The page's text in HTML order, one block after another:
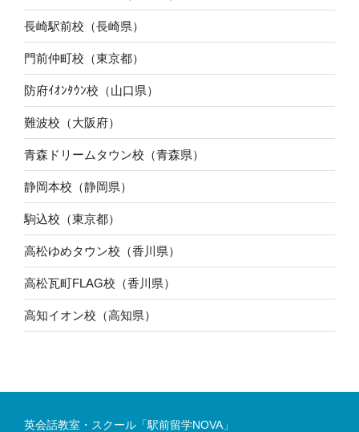
長崎駅前校（長崎県）
門前仲町校（東京都）
防府ｲｵﾝﾀｳﾝ校（山口県）
難波校（大阪府）
青森ドリームタウン校（青森県）
静岡本校（静岡県）
駒込校（東京都）
高松ゆめタウン校（香川県）
高松瓦町FLAG校（香川県）
高知イオン校（高知県）
英会話教室・スクール「駅前留学NOVA」